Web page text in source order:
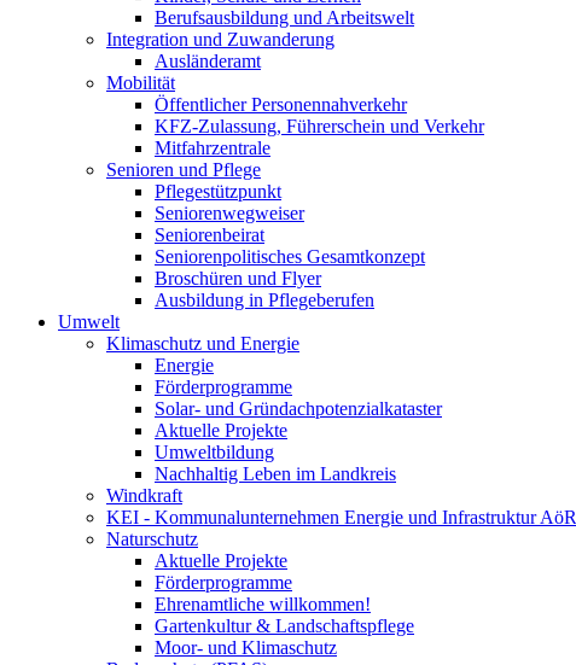
Berufsausbildung und Arbeitswelt
Integration und Zuwanderung
Ausländeramt
Mobilität
Öffentlicher Personennahverkehr
KFZ-Zulassung, Führerschein und Verkehr
Mitfahrzentrale
Senioren und Pflege
Pflegestützpunkt
Seniorenwegweiser
Seniorenbeirat
Seniorenpolitisches Gesamtkonzept
Broschüren und Flyer
Ausbildung in Pflegeberufen
Umwelt
Klimaschutz und Energie
Energie
Förderprogramme
Solar- und Gründachpotenzialkataster
Aktuelle Projekte
Umweltbildung
Nachhaltig Leben im Landkreis
Windkraft
KEI - Kommunalunternehmen Energie und Infrastruktur AöR
Naturschutz
Aktuelle Projekte
Förderprogramme
Ehrenamtliche willkommen!
Gartenkultur & Landschaftspflege
Moor- und Klimaschutz